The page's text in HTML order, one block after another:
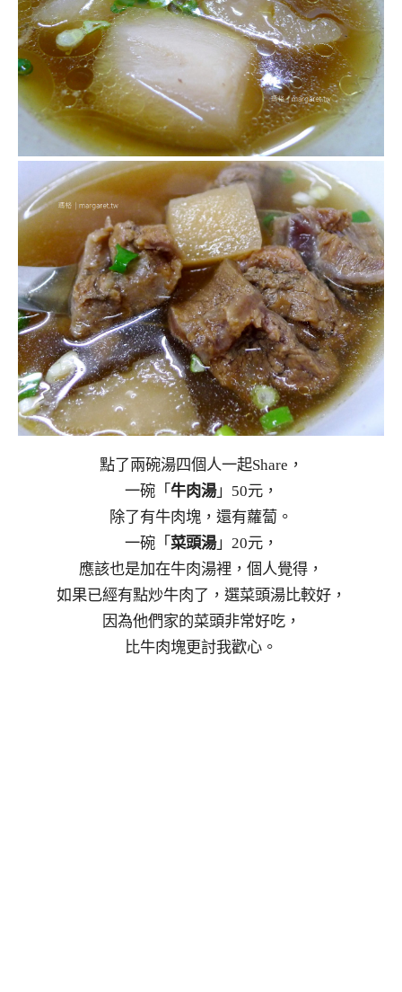
點了兩碗湯四個人一起Share，
一碗「 牛肉湯」50元，
除了有牛肉塊，還有蘿蔔。
一碗「 菜頭湯」20元，
應該也是加在牛肉湯裡，個人覺得，
如果已經有點炒牛肉了，選菜頭湯比較好，
因為他們家的菜頭非常好吃，
比牛肉塊更討我歡心。